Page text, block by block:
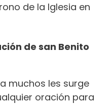
de la Iglesia en
de san Benito
muchos les surge
oración para